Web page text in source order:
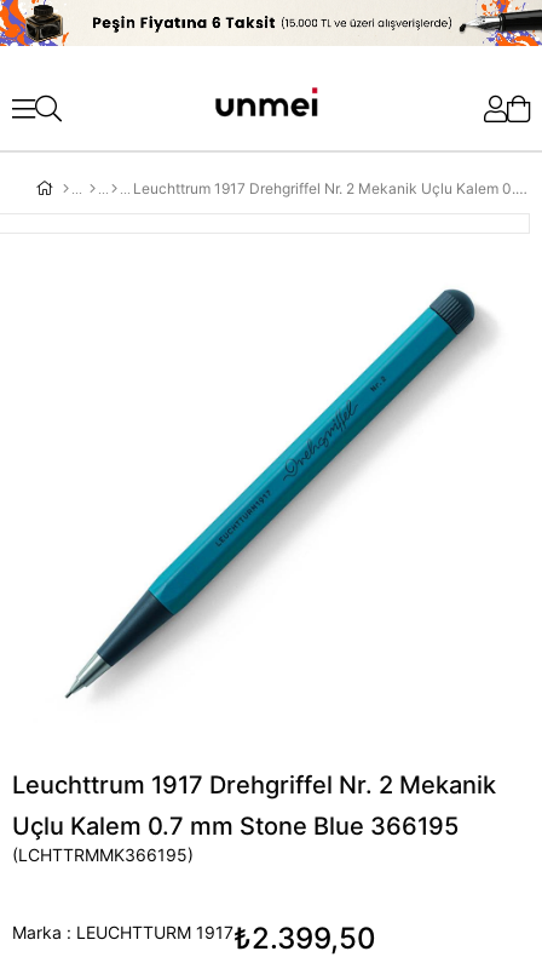
'
Leuchttrum 1917 Drehgriffel Nr. 2 Mekanik Uçlu Kalem 0.7 mm Stone Blue 366195
Leuchttrum 1917 Drehgriffel Nr. 2 Mekanik
Uçlu Kalem 0.7 mm Stone Blue 366195
(LCHTTRMMK366195)
Marka : LEUCHTTURM 1917₺2.399,50